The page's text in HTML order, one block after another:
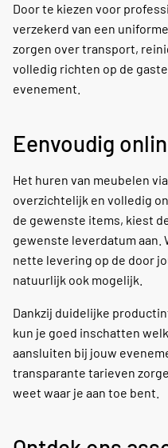
Door te kiezen voor
verzekerd van een
zorgen over transport,
volledig richten op de
evenement.
Eenvoudig
Het huren van meubelen
overzichtelijk en volledig
de gewenste items, kiest
gewenste leverdatum aan.
nette levering op de door
natuurlijk ook mogelijk.
Dankzij duidelijke
kun je goed inschatten
aansluiten bij jouw
transparante tarieven
weet waar je aan toe bent.